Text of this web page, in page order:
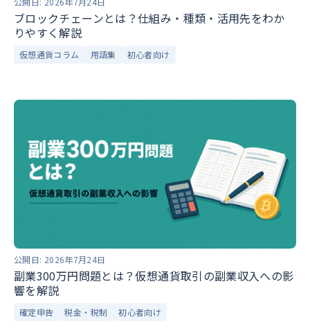
ブロックチェーンとは？仕組み・種類・活用先をわか
りやすく解説
仮想通貨コラム 用語集 初心者向け
公開日: 2026年7月24日
副業300万円問題とは？仮想通貨取引の副業収入への影
響を解説
確定申告 税金・税制 初心者向け